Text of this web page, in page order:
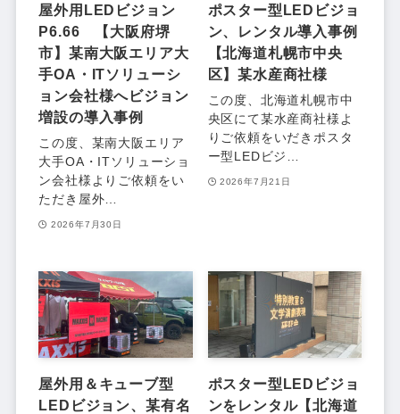
屋外用LEDビジョン
P6.66 【大阪府堺
市】某南大阪エリア大
手OA・ITソリューシ
ョン会社様へビジョン
増設の導入事例
この度、某南大阪エリア
大手OA・ITソリューショ
ン会社様よりご依頼をい
ただき屋外…
2026年7月30日
ポスター型LEDビジョ
ン、レンタル導入事例
【北海道札幌市中央
区】某水産商社様
この度、北海道札幌市中
央区にて某水産商社様よ
りご依頼をいだきポスタ
ー型LEDビジ…
2026年7月21日
屋外用＆キューブ型
LEDビジョン、某有名
ポスター型LEDビジョ
ンをレンタル【北海道